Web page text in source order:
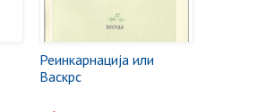
Реинкарнација или
Васкрс